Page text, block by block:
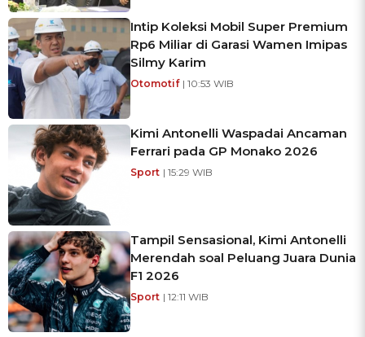
Intip Koleksi Mobil Super Premium
Rp6 Miliar di Garasi Wamen Imipas
Silmy Karim
Otomotif | 10:53 WIB
Kimi Antonelli Waspadai Ancaman
Ferrari pada GP Monako 2026
Sport | 15:29 WIB
Tampil Sensasional, Kimi Antonelli
Merendah soal Peluang Juara Dunia
F1 2026
Sport | 12:11 WIB